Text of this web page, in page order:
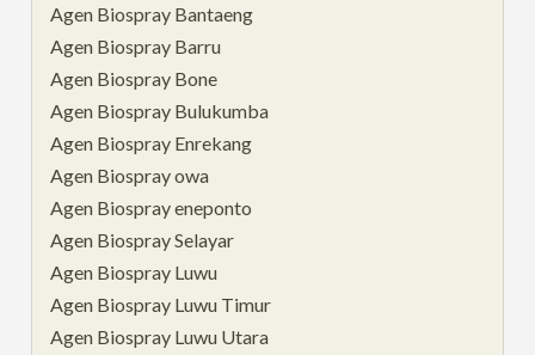
Agen Biospray Bantaeng
Agen Biospray Barru
Agen Biospray Bone
Agen Biospray Bulukumba
Agen Biospray Enrekang
Agen Biospray owa
Agen Biospray eneponto
Agen Biospray Selayar
Agen Biospray Luwu
Agen Biospray Luwu Timur
Agen Biospray Luwu Utara